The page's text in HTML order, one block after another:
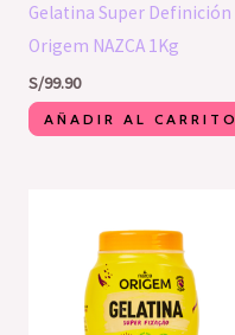
Gelatina Super Definición
Origem NAZCA 1Kg
S/99.90
AÑADIR AL CARRITO